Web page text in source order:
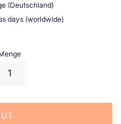
(Deutschland)
days (worldwide)